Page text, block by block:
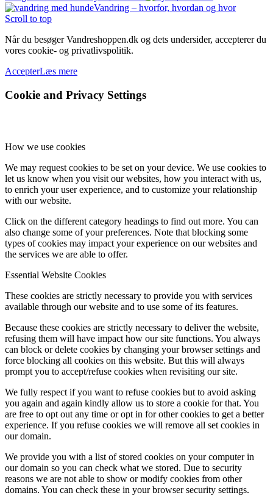
Vandring – hvorfor, hvordan og hvor
Scroll to top
Når du besøger Vandreshoppen.dk og dets undersider, accepterer du
vores cookie- og privatlivspolitik.
AccepterLæs mere
Cookie and Privacy Settings
How we use cookies
We may request cookies to be set on your device. We use cookies to
let us know when you visit our websites, how you interact with us,
to enrich your user experience, and to customize your relationship
with our website.
Click on the different category headings to find out more. You can
also change some of your preferences. Note that blocking some
types of cookies may impact your experience on our websites and
the services we are able to offer.
Essential Website Cookies
These cookies are strictly necessary to provide you with services
available through our website and to use some of its features.
Because these cookies are strictly necessary to deliver the website,
refusing them will have impact how our site functions. You always
can block or delete cookies by changing your browser settings and
force blocking all cookies on this website. But this will always
prompt you to accept/refuse cookies when revisiting our site.
We fully respect if you want to refuse cookies but to avoid asking
you again and again kindly allow us to store a cookie for that. You
are free to opt out any time or opt in for other cookies to get a better
experience. If you refuse cookies we will remove all set cookies in
our domain.
We provide you with a list of stored cookies on your computer in
our domain so you can check what we stored. Due to security
reasons we are not able to show or modify cookies from other
domains. You can check these in your browser security settings.